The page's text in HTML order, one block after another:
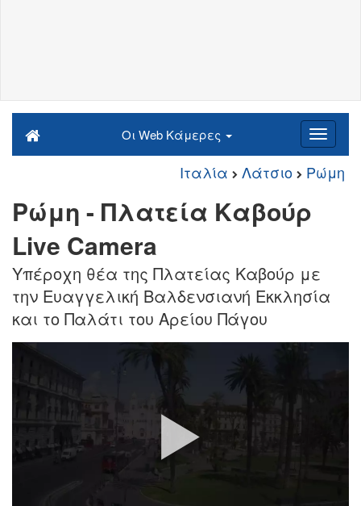
Οι Web Κάμερες
Ιταλία Λάτσιο Ρώμη
Ρώμη - Πλατεία Καβούρ
Live Camera
Υπέροχη θέα της Πλατείας Καβούρ με
την Ευαγγελική Βαλδενσιανή Εκκλησία
και το Παλάτι του Αρείου Πάγου